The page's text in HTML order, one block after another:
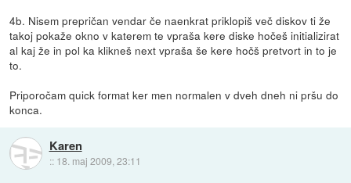
4b. Nisem prepričan vendar če naenkrat priklopiš več diskov ti že
takoj pokaže okno v katerem te vpraša kere diske hočeš initializirat
al kaj že in pol ka klikneš next vpraša še kere hočš pretvort in to je
to.
Priporočam quick format ker men normalen v dveh dneh ni pršu do
konca.
Karen
:: 18. maj 2009, 23:11